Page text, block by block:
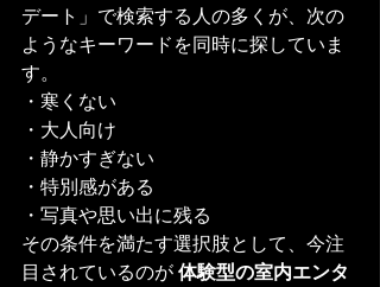
デート」で検索する人の多くが、次の
ようなキーワードを同時に探していま
す。
・寒くない
・大人向け
・静かすぎない
・特別感がある
・写真や思い出に残る
その条件を満たす選択肢として、今注
目されているのが 体験型の室内エンタ